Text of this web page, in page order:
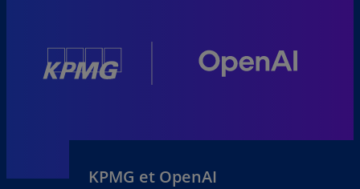
KPMG et OpenAI